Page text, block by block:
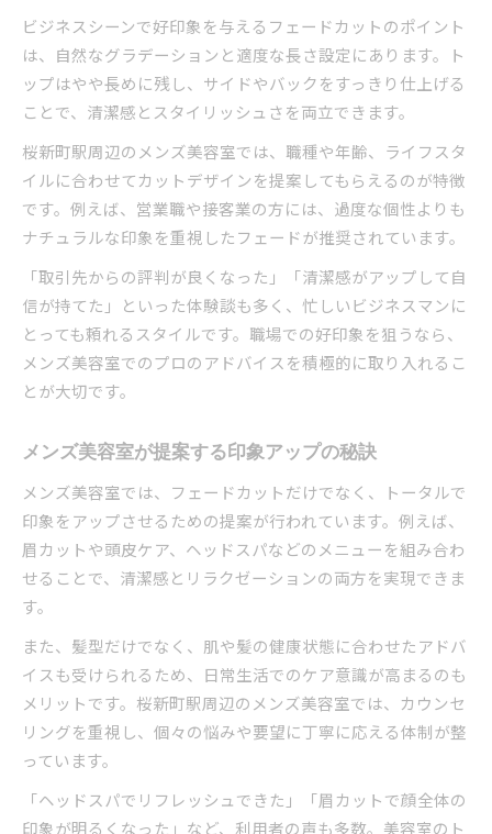
ビジネスシーンで好印象を与えるフェードカットのポイント
は、自然なグラデーションと適度な長さ設定にあります。ト
ップはやや長めに残し、サイドやバックをすっきり仕上げる
ことで、清潔感とスタイリッシュさを両立できます。
桜新町駅周辺のメンズ美容室では、職種や年齢、ライフスタ
イルに合わせてカットデザインを提案してもらえるのが特徴
です。例えば、営業職や接客業の方には、過度な個性よりも
ナチュラルな印象を重視したフェードが推奨されています。
「取引先からの評判が良くなった」「清潔感がアップして自
信が持てた」といった体験談も多く、忙しいビジネスマンに
とっても頼れるスタイルです。職場での好印象を狙うなら、
メンズ美容室でのプロのアドバイスを積極的に取り入れるこ
とが大切です。
メンズ美容室が提案する印象アップの秘訣
メンズ美容室では、フェードカットだけでなく、トータルで
印象をアップさせるための提案が行われています。例えば、
眉カットや頭皮ケア、ヘッドスパなどのメニューを組み合わ
せることで、清潔感とリラクゼーションの両方を実現できま
す。
また、髪型だけでなく、肌や髪の健康状態に合わせたアドバ
イスも受けられるため、日常生活でのケア意識が高まるのも
メリットです。桜新町駅周辺のメンズ美容室では、カウンセ
リングを重視し、個々の悩みや要望に丁寧に応える体制が整
っています。
「ヘッドスパでリフレッシュできた」「眉カットで顔全体の
印象が明るくなった」など、利用者の声も多数。美容室のト